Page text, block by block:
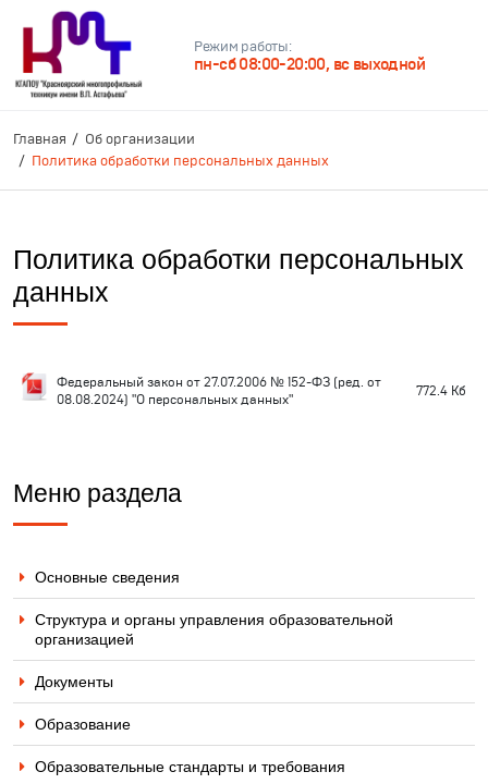
Режим работы:
пн-сб 08:00-20:00, вс выходной
Главная
Об организации
Политика обработки персональных данных
Политика обработки персональных
данных
Федеральный закон от 27.07.2006 № 152-ФЗ (ред. от
08.08.2024) "О персональных данных"
772.4 Кб
Меню раздела
Основные сведения
Структура и органы управления образовательной
организацией
Документы
Образование
Образовательные стандарты и требования